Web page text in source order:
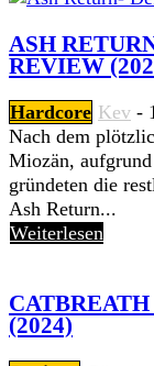
ASH
REVIEW
Hardcore Kev -
Nach dem
Miozän,
gründeten die
Ash Return...
Weiterlesen
(2024)